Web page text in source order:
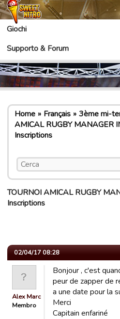
Giochi
Supporto & Forum
Home Français 3ème mi-
AMICAL RUGBY MANAGER
Inscriptions
TOURNOI AMICAL RUGBY
Inscriptions
02/04/17 08:28
Alex Marc
Membro
Bonjour , c'est
peur de zapper de
a une date pour la
Merci
Capitain enfariné